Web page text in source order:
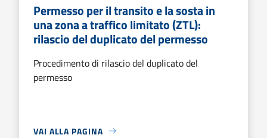
Permesso per il transito e la sosta in
una zona a traffico limitato (ZTL):
rilascio del duplicato del permesso
Procedimento di rilascio del duplicato del
permesso
VAI ALLA PAGINA